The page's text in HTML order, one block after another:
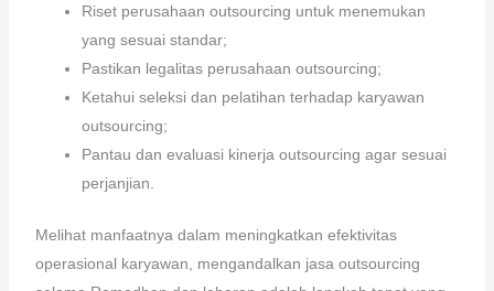
Riset perusahaan outsourcing untuk menemukan
yang sesuai standar;
Pastikan legalitas perusahaan outsourcing;
Ketahui seleksi dan pelatihan terhadap karyawan
outsourcing;
Pantau dan evaluasi kinerja outsourcing agar sesuai
perjanjian.
Melihat manfaatnya dalam meningkatkan efektivitas
operasional karyawan, mengandalkan jasa outsourcing